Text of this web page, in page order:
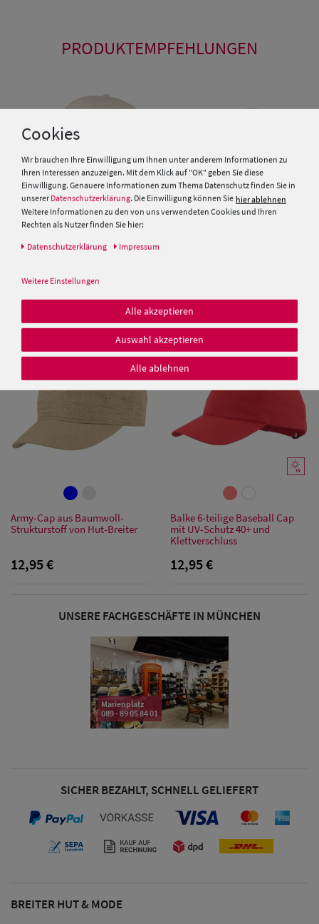
Damen Caps
Damen
Baseball Caps
Damen UV-
Bandana Caps
Sonnenschilder
Snapback Caps
Damen Caps
PRODUKTEMPFEHLUNGEN
uni reine Baumwolle
9,95 €
12,95 €
Army-Cap aus Baumwoll-
Strukturstoff von Hut-Breiter
12,95 €
Balke 6-teilige Baseball Cap
mit UV-Schutz 40+ und
Klettverschluss
12,95 €
UNSERE FACHGESCHÄFTE IN MÜNCHEN
Marienplatz
089 - 89 05 84 01
SICHER BEZAHLT, SCHNELL GELIEFERT
BREITER HUT & MODE
Cookies
Wir brauchen Ihre Einwilligung um Ihnen unter anderem Informationen zu
Ihren Interessen anzuzeigen. Mit dem Klick auf "OK" geben Sie diese
Einwilligung. Genauere Informationen zum Thema Datenschutz finden Sie in
unserer Datenschutzerklärung. Die Einwilligung können Sie hier ablehnen
Weitere Informationen zu den von uns verwendeten Cookies und Ihren
Rechten als Nutzer finden Sie hier:
Daten­schutz­erklärung Impressum
Weitere Einstellungen
Alle akzeptieren
Auswahl akzeptieren
Alle ablehnen